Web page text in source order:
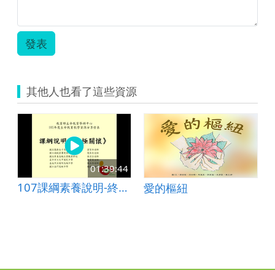
發表
其他人也看了這些資源
01:39:44
107課綱素養說明-終極關懷 愛的樞紐